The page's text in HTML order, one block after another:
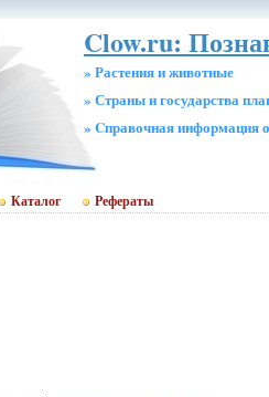
Clow.ru:
» Растения и животные
» Страны и государства
» Cправочная информация
Каталог Рефераты